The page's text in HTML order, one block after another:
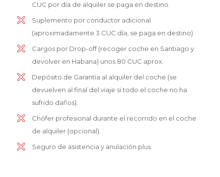
CUC por día de alquiler se paga en destino.
Suplemento por conductor adicional
(aproximadamente 3 CUC día, se paga en destino).
Cargos por Drop-off (recoger coche en Santiago y
devolver en Habana) unos 80 CUC aprox.
Depósito de Garantía al alquiler del coche (se
devuelven al final del viaje si todo el coche no ha
sufrido daños).
Chófer profesional durante el recorrido en el coche
de alquiler (opcional).
Seguro de asistencia y anulación plus.